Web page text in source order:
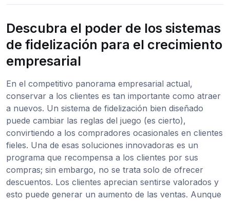
Descubra el poder de los sistemas
de fidelización para el crecimiento
empresarial
En el competitivo panorama empresarial actual,
conservar a los clientes es tan importante como atraer
a nuevos. Un sistema de fidelización bien diseñado
puede cambiar las reglas del juego (es cierto),
convirtiendo a los compradores ocasionales en clientes
fieles. Una de esas soluciones innovadoras es un
programa que recompensa a los clientes por sus
compras; sin embargo, no se trata solo de ofrecer
descuentos. Los clientes aprecian sentirse valorados y
esto puede generar un aumento de las ventas. Aunque